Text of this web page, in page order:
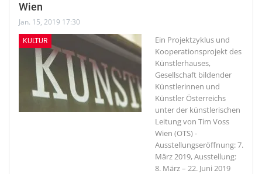
Wien
Jan. 15, 2019 17:30
KULTUR
Ein Projektzyklus und
Kooperationsprojekt des
Künstlerhauses,
Gesellschaft bildender
Künstlerinnen und
Künstler Österreichs
unter der künstlerischen
Leitung von Tim Voss
Wien (OTS) -
Ausstellungseröffnung: 7.
März 2019, Ausstellung:
8. März – 22. Juni 2019